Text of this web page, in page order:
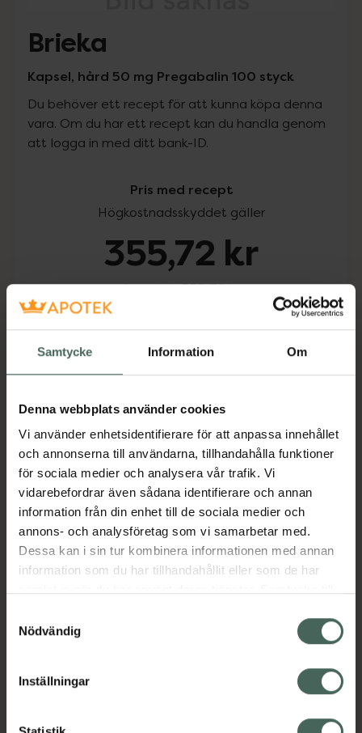
Samtycke Information Om
Denna webbplats använder cookies
Vi använder enhetsidentifierare för att anpassa innehållet
och annonserna till användarna, tillhandahålla funktioner
för sociala medier och analysera vår trafik. Vi
vidarebefordrar även sådana identifierare och annan
information från din enhet till de sociala medier och
annons- och analysföretag som vi samarbetar med.
Dessa kan i sin tur kombinera informationen med annan
information som du har tillhandahållit eller som de har
återkalla ditt samtycke via webbplatsens
cookieinställningar. Ett återkallat samtycke påverkar inte
lagligheten av behandling som skett innan återkallelsen.
Nödvändig
Inställningar
Brieka
Kapsel, hård 50 mg Pregabalin 100 styck
Du behöver ett recept för att kunna köpa denna
vara. Om du har ett recept kan du handla genom
att logga in med ditt bank-ID.
Pris med recept
Högkostnadsskyddet gäller
355,72 kr
I apotek:355,72 kr
Köp via ditt recept
Beskrivning Dölj
Läs alltid bipacksedeln innan
användning.
EAN:
07046261969550